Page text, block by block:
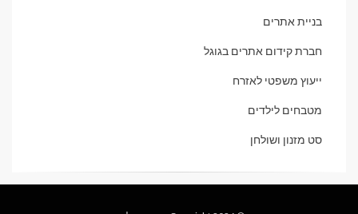
בניית אתרים
חברת קידום אתרים בגוגל
ייעוץ משפטי לאזרח
מטבחים לילדים
סט מזנון ושולחן